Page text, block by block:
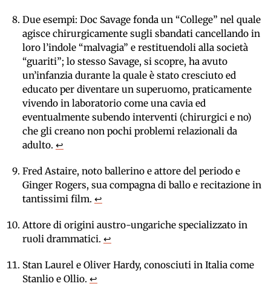
Due esempi: Doc Savage fonda un “College” nel quale
agisce chirurgicamente sugli sbandati cancellando in
loro l’indole “malvagia” e restituendoli alla società
“guariti”; lo stesso Savage, si scopre, ha avuto
un’infanzia durante la quale è stato cresciuto ed
educato per diventare un superuomo, praticamente
vivendo in laboratorio come una cavia ed
eventualmente subendo interventi (chirurgici e no)
che gli creano non pochi problemi relazionali da
adulto. ↩
Fred Astaire, noto ballerino e attore del periodo e
Ginger Rogers, sua compagna di ballo e recitazione in
tantissimi film. ↩
Attore di origini austro-ungariche specializzato in
ruoli drammatici. ↩
Stan Laurel e Oliver Hardy, conosciuti in Italia come
Stanlio e Ollio. ↩